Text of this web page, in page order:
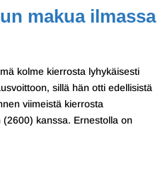
makua ilmassa
kolme kierrosta lyhykäisesti
sillä hän otti edellisistä
viimeistä kierrosta
kanssa. Ernestolla on